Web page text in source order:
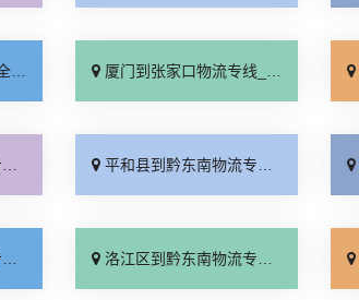
」 厦门到张家口物流专线_全境派送「多久能到」
平和县到黔东南物流专线_门到门接送「高速快运」
洛江区到黔东南物流专线_要几天到「多久时间」